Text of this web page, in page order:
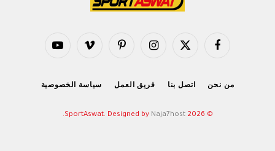
فيسبوك X
الانستغرامبينتيريستفيميو يوتيوب
من نحن اتصل بنا فريق العمل سياسة الخصوصية
© 2026 SportAswat. Designed by
Naja7host
.